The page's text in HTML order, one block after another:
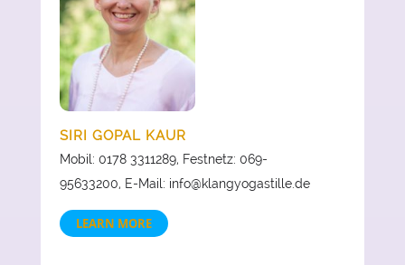
SIRI GOPAL KAUR
Mobil: 0178 3311289, Festnetz: 069-
95633200, E-Mail: info@klangyogastille.de
LEARN MORE